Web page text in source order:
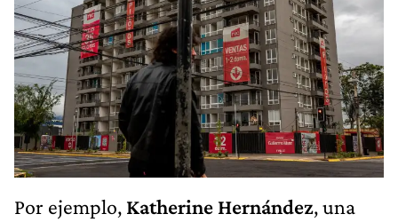
Por ejemplo, Katherine Hernández, una